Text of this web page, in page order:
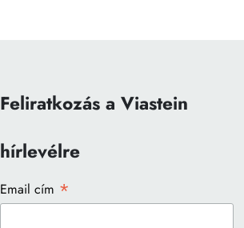
Feliratkozás a Viastein
hírlevélre
Email cím *